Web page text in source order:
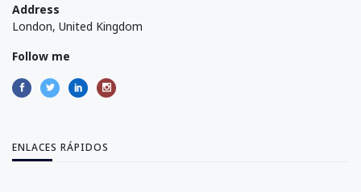
Address
London, United Kingdom
Follow me
ENLACES RÁPIDOS